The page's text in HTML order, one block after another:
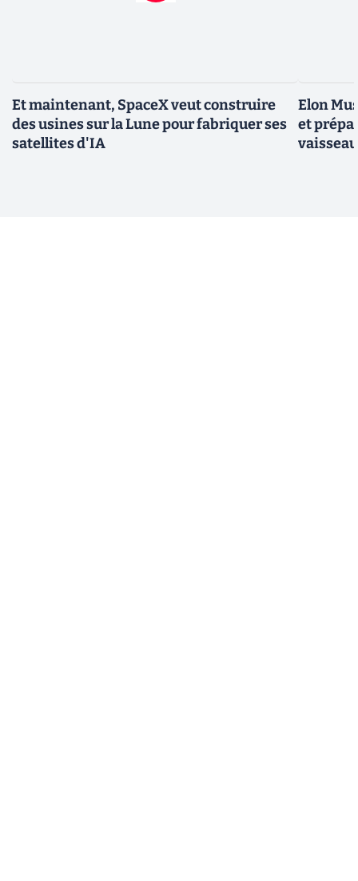
Et maintenant, SpaceX veut construire
des usines sur la Lune pour fabriquer ses
satellites d'IA
Elon
et